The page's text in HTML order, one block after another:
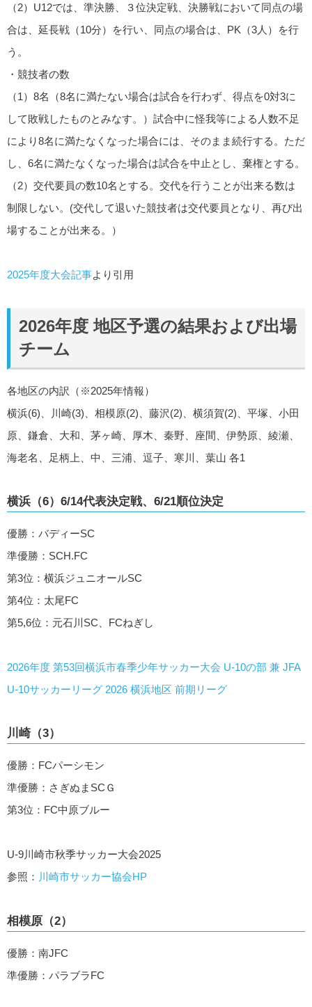
（2）U12では、準決勝、３位決定戦、決勝戦において同点の場
合は、延長戦（10分）を行い、同点の場合は、PK（3人）を行
う。
・競技者の数
（1）8名（8名に満たない場合は試合を行わず、得点を0対3に
して敗戦したものとみなす。）試合中に怪我等による人数不足
により8名に満たなくなった場合には、そのまま続行する。ただ
し、6名に満たなくなった場合は試合を中止とし、棄権とする。
（2）交代要員の数10名とする。交代を行うことが出来る数は
制限しない。(交代して退いた競技者は交代要員となり、再び出
場することが出来る。）
2025年度大会記事より引用
2026年度 地区予選の結果および出場
チーム
各地区の内訳（※2025年情報）
横浜(6)、川崎(3)、相模原(2)、藤沢(2)、横須賀(2)、平塚、小田
原、鎌倉、大和、茅ヶ崎、厚木、秦野、座間、伊勢原、綾瀬、
海老名、足柄上、中、三浦、逗子、寒川、葉山 各1
横浜（6）6/14代表決定戦、6/21順位決定
優勝：バディーSC
準優勝：SCH.FC
第3位：横浜ジュニオールSC
第4位：太尾FC
第5,6位：元石川SC、FCねぎし
2026年度 第53回横浜市春季少年サッカー大会 U-10の部 兼 JFA
U-10サッカーリーグ 2026 横浜地区 前期リーグ
川崎（3）
優勝：FCパーシモン
準優勝：さぎぬまSCＧ
第3位：FC中原ブルー
U-9川崎市秋季サッカー大会2025
参照： 川崎市サッカー協会HP
相模原（2）
優勝：南JFC
準優勝：パラブラFC